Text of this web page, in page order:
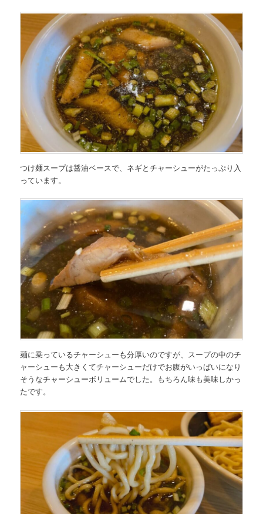
つけ麺スープは醤油ベースで、ネギとチャーシューがたっぷり入
っています。
麺に乗っているチャーシューも分厚いのですが、スープの中のチ
ャーシューも大きくてチャーシューだけでお腹がいっぱいになり
そうなチャーシューボリュームでした。もちろん味も美味しかっ
たです。